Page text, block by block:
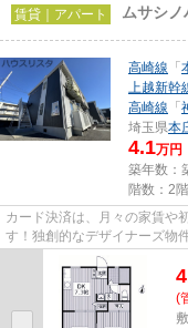
賃貸｜アパート ムサシ
高崎線 「
上越新幹
高崎線 「
埼玉県本
4.1万円
築年数：
階数：2
カード決済は、月々の家賃や
す！独創的なデザイナーズ物
月々の家賃が4.1万円です！当
(